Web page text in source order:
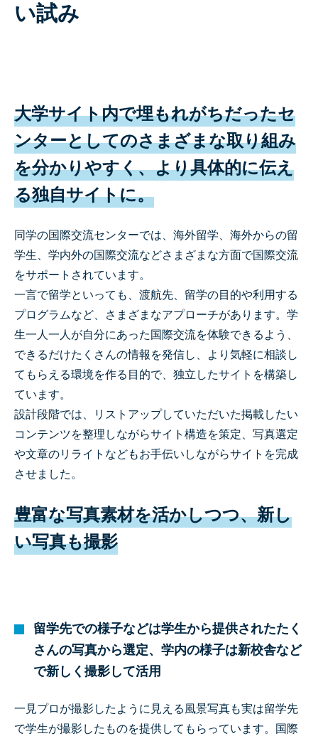
い試み
大学サイト内で埋もれがちだったセ
ンターとしてのさまざまな取り組み
を分かりやすく、より具体的に伝え
る独自サイトに。
同学の国際交流センターでは、海外留学、海外からの留
学生、学内外の国際交流などさまざまな方面で国際交流
をサポートされています。
一言で留学といっても、渡航先、留学の目的や利用する
プログラムなど、さまざまなアプローチがあります。学
生一人一人が自分にあった国際交流を体験できるよう、
できるだけたくさんの情報を発信し、より気軽に相談し
てもらえる環境を作る目的で、独立したサイトを構築し
ています。
設計段階では、リストアップしていただいた掲載したい
コンテンツを整理しながらサイト構造を策定、写真選定
や文章のリライトなどもお手伝いしながらサイトを完成
させました。
豊富な写真素材を活かしつつ、新し
い写真も撮影
留学先での様子などは学生から提供されたたく
さんの写真から選定、学内の様子は新校舎など
で新しく撮影して活用
一見プロが撮影したように見える風景写真も実は留学先
で学生が撮影したものを提供してもらっています。国際